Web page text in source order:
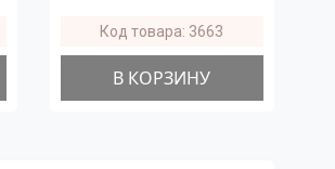
Код товара: 3663
В КОРЗИНУ